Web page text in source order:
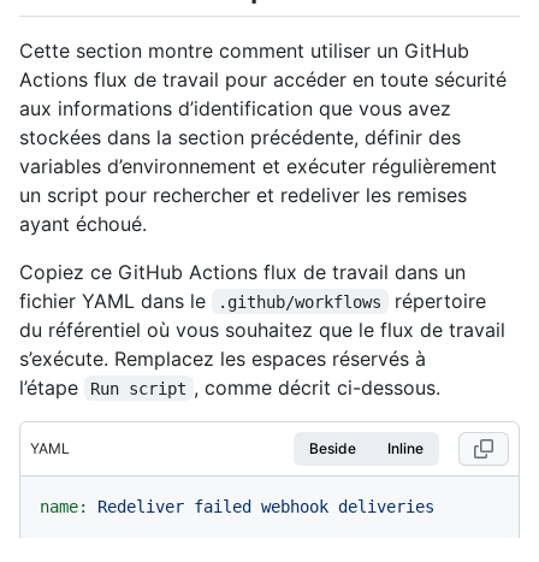
Cette section montre comment utiliser un GitHub
Actions flux de travail pour accéder en toute sécurité
aux informations d’identification que vous avez
stockées dans la section précédente, définir des
variables d’environnement et exécuter régulièrement
un script pour rechercher et redeliver les remises
ayant échoué.
Copiez ce GitHub Actions flux de travail dans un
fichier YAML dans le
.github/workflows
répertoire
du référentiel où vous souhaitez que le flux de travail
s’exécute. Remplacez les espaces réservés à
l’étape
Run script , comme décrit ci-dessous.
YAML Beside Inline
name: Redeliver failed webhook deliveries